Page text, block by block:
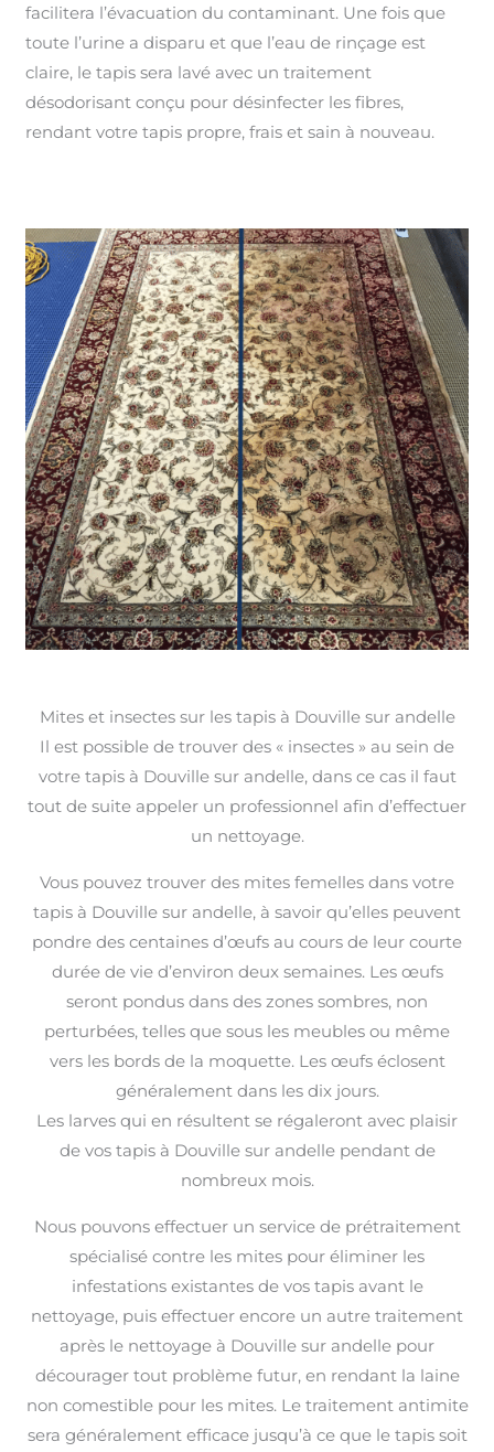
facilitera l’évacuation du contaminant. Une fois que
toute l’urine a disparu et que l’eau de rinçage est
claire, le tapis sera lavé avec un traitement
désodorisant conçu pour désinfecter les fibres,
rendant votre tapis propre, frais et sain à nouveau.
Mites et insectes sur les tapis à Douville sur andelle
Il est possible de trouver des « insectes » au sein de
votre tapis à Douville sur andelle, dans ce cas il faut
tout de suite appeler un professionnel afin d’effectuer
un nettoyage.
Vous pouvez trouver des mites femelles dans votre
tapis à Douville sur andelle, à savoir qu’elles peuvent
pondre des centaines d’œufs au cours de leur courte
durée de vie d’environ deux semaines. Les œufs
seront pondus dans des zones sombres, non
perturbées, telles que sous les meubles ou même
vers les bords de la moquette. Les œufs éclosent
généralement dans les dix jours.
Les larves qui en résultent se régaleront avec plaisir
de vos tapis à Douville sur andelle pendant de
nombreux mois.
Nous pouvons effectuer un service de prétraitement
spécialisé contre les mites pour éliminer les
infestations existantes de vos tapis avant le
nettoyage, puis effectuer encore un autre traitement
après le nettoyage à Douville sur andelle pour
décourager tout problème futur, en rendant la laine
non comestible pour les mites. Le traitement antimite
sera généralement efficace jusqu’à ce que le tapis soit